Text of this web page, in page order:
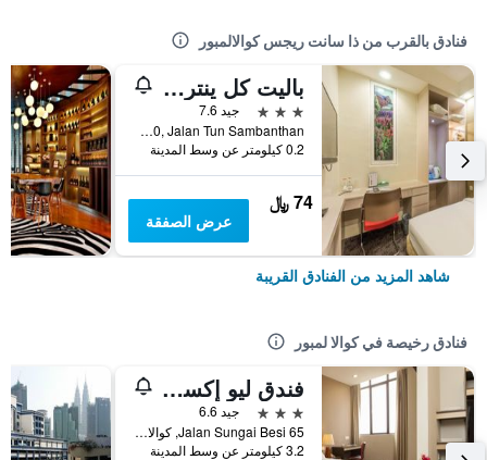
فنادق بالقرب من ذا سانت ريجس كوالالمبور
باليت كل ينترال ستيشن فورميرلي سكوت هوتل
3 نجوم
جيد 7.6
No. 10, Jalan Tun Sambanthan, كوالا لمبور, ماليزيا
0.2 كيلومتر عن وسط المدينة
74 ﷼
عرض الصفقة
شاهد المزيد من الفنادق القريبة
فنادق رخيصة في كوالا لمبور
فندق ليو إكسبرس
3 نجوم
جيد 6.6
65 Jalan Sungai Besi, كوالا لمبور, ماليزيا
3.2 كيلومتر عن وسط المدينة